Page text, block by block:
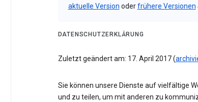
aktuelle Version oderfrühere Versionen
DATENSCHUTZERKLÄRUNG
Zuletzt geändert am: 17. April 2017 (
Sie können unsere Dienste auf vielfältige
und zu teilen, um mit anderen zu